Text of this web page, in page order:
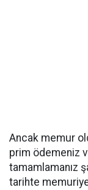
Ancak memur
prim ödemeniz
tamamlamanız
tarihte